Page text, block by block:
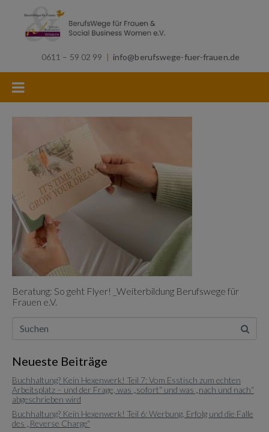
0611 – 59 02 99 | info@berufswege-fuer-frauen.de
Beratung: So geht Flyer! _Weiterbildung Berufswege für
Frauen e.V.
Neueste Beiträge
Buchhaltung? Kein Hexenwerk! Teil 7: Vom Esstisch zum echten
Arbeitsplatz – und der Frage, was „sofort“ und was „nach und nach“
abgeschrieben wird
Buchhaltung? Kein Hexenwerk! Teil 6: Werbung, Erfolg und die Falle
des „Reverse Charge“